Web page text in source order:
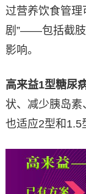
过营养饮食管理
剧”——包括截肢
影响。
高来益1型糖尿
状、减少胰岛
也适应2型和1.5